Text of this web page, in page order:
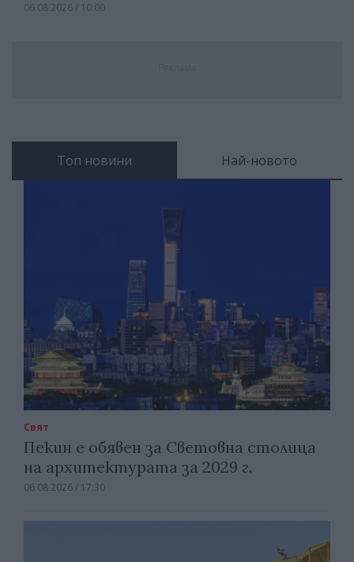
06.08.2026 / 10:00
Топ новини Най-новото
Свят
Пекин е обявен за Световна столица
на архитектурата за 2029 г.
06.08.2026 / 17:30